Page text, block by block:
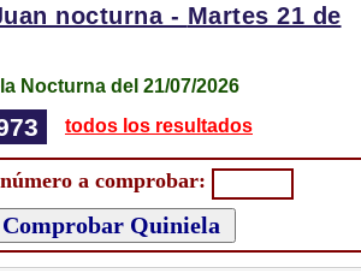
nocturna - Martes 21 de
Nocturna del 21/07/2026
todos los resultados
a comprobar: